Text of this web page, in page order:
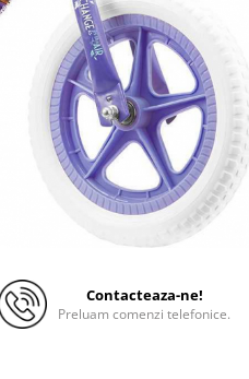
Contacteaza-ne!
Preluam comenzi telefonice.